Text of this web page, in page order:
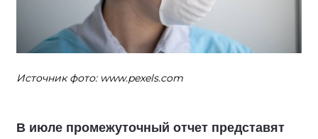
Источник фото: www.pexels.com
В июле промежуточный отчет представят